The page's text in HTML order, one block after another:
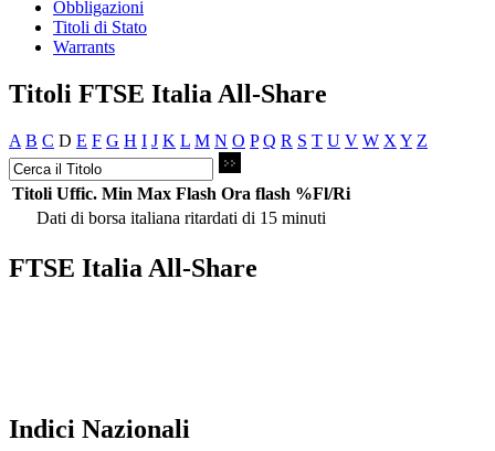
Obbligazioni
Titoli di Stato
Warrants
Titoli FTSE Italia All-Share
A B C D E F G H I J K L M N O P Q R S T U V W X Y Z
Titoli Uffic. Min Max Flash Ora flash %Fl/Ri
Dati di borsa italiana ritardati di 15 minuti
FTSE Italia All-Share
Indici Nazionali